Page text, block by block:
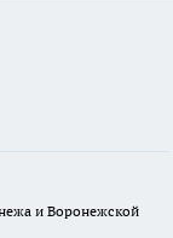
и Воронежской